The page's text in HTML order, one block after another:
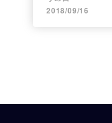
2018/09/16